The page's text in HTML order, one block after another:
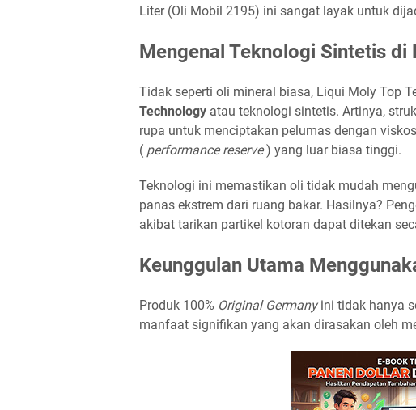
Liter (Oli Mobil 2195) ini sangat layak untuk
Mengenal Teknologi Sintetis
Tidak seperti oli mineral biasa, Liqui Moly Top
Technology atau teknologi sintetis. Artinya,
rupa untuk menciptakan pelumas dengan
( performance reserve) yang luar biasa tinggi.
Teknologi ini memastikan oli tidak mudah
panas ekstrem dari ruang bakar. Hasilnya?
akibat tarikan partikel kotoran dapat ditekan
Keunggulan Utama
Produk 100% Original Germanyini tidak hanya
manfaat signifikan yang akan dirasakan oleh